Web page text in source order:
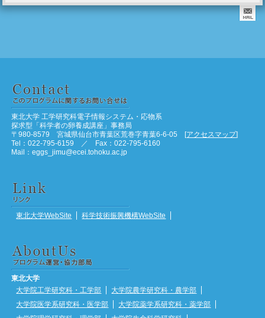
東北大学 工学研究科電子情報システム・応物系
探求型「科学者の卵養成講座」事務局
〒980-8579 宮城県仙台市青葉区荒巻字青葉6-6-05 [アクセスマップ]
Tel：022-795-6159 ／ Fax：022-795-6160
Mail：eggs_jimu@ecei.tohoku.ac.jp
東北大学WebSite 科学技術振興機構WebSite
東北大学
大学院工学研究科・工学部
大学院農学研究科・農学部
大学院医学系研究科・医学部
大学院薬学系研究科・薬学部